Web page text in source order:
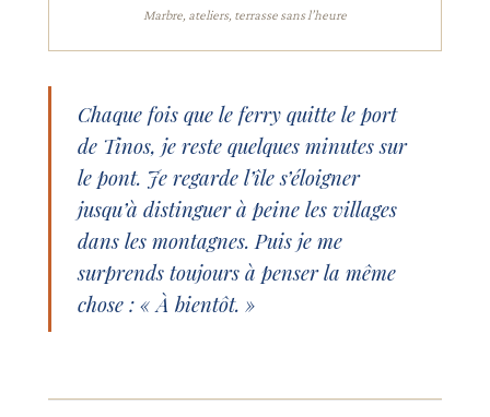
Marbre, ateliers, terrasse sans l’heure
Chaque fois que le ferry quitte le port
de Tinos, je reste quelques minutes sur
le pont. Je regarde l’île s’éloigner
jusqu’à distinguer à peine les villages
dans les montagnes. Puis je me
surprends toujours à penser la même
chose : « À bientôt. »